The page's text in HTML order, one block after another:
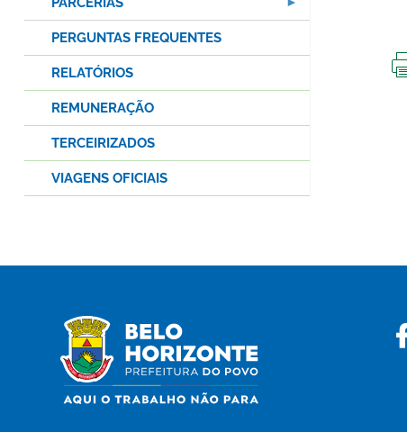
PERGUNTAS FREQUENTES
RELATÓRIOS
REMUNERAÇÃO
TERCEIRIZADOS
VIAGENS OFICIAIS